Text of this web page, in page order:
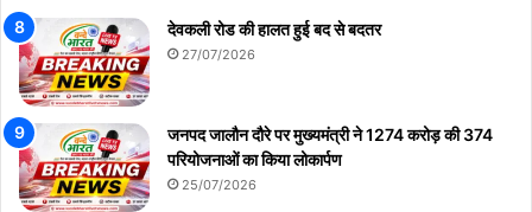
देवकली रोड की हालत हुई बद से बदतर
27/07/2026
जनपद जालौन दौरे पर मुख्यमंत्री ने 1274 करोड़ की 374
परियोजनाओं का किया लोकार्पण
25/07/2026